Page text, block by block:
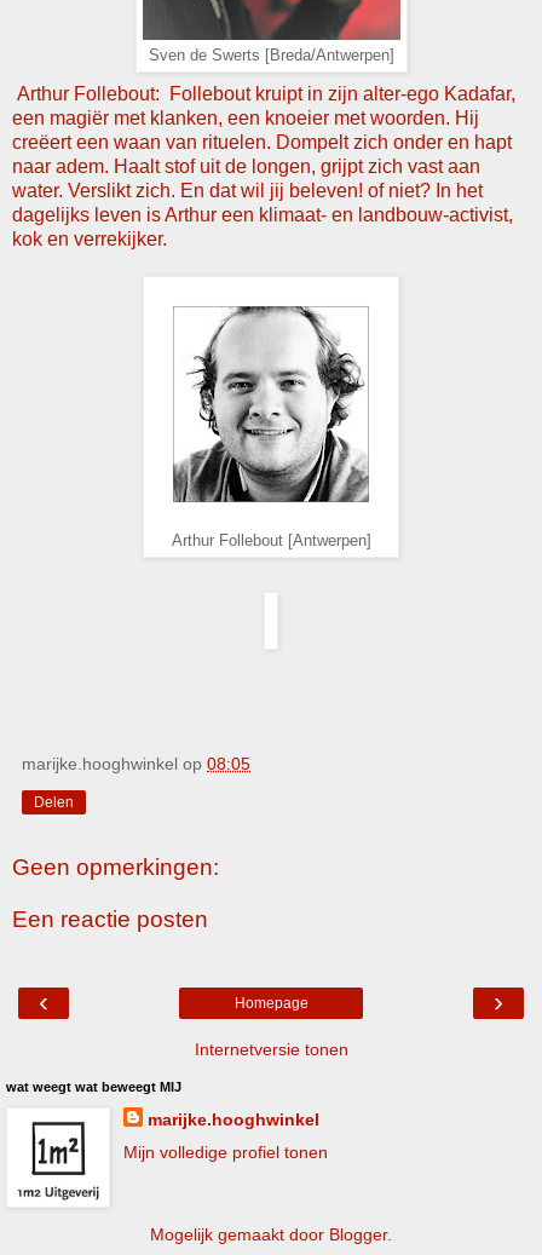
Sven de Swerts [Breda/Antwerpen]
Arthur Follebout: Follebout kruipt in zijn alter-ego Kadafar,
een magiër met klanken, een knoeier met woorden. Hij
creëert een waan van rituelen. Dompelt zich onder en hapt
naar adem. Haalt stof uit de longen, grijpt zich vast aan
water. Verslikt zich. En dat wil jij beleven! of niet? In het
dagelijks leven is Arthur een klimaat- en landbouw-activist,
kok en verrekijker.
Arthur Follebout [Antwerpen]
marijke.hooghwinkel op 08:05
Delen
Geen opmerkingen:
Een reactie posten
‹ ›
Homepage
Internetversie tonen
wat weegt wat beweegt MIJ
marijke.hooghwinkel
Mijn volledige profiel tonen
Mogelijk gemaakt door Blogger.